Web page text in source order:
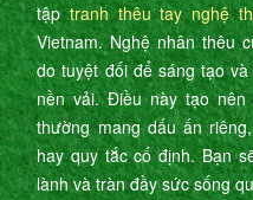
tậptranh thêu tay nghệ
Vietnam. Nghệ nhân thêu
do tuyệt đối để sáng tạo
nền vải. Điều này tạo
thường mang dấu ấn
hay quy tắc cố định. Bạn
lành và tràn đầy sức sống